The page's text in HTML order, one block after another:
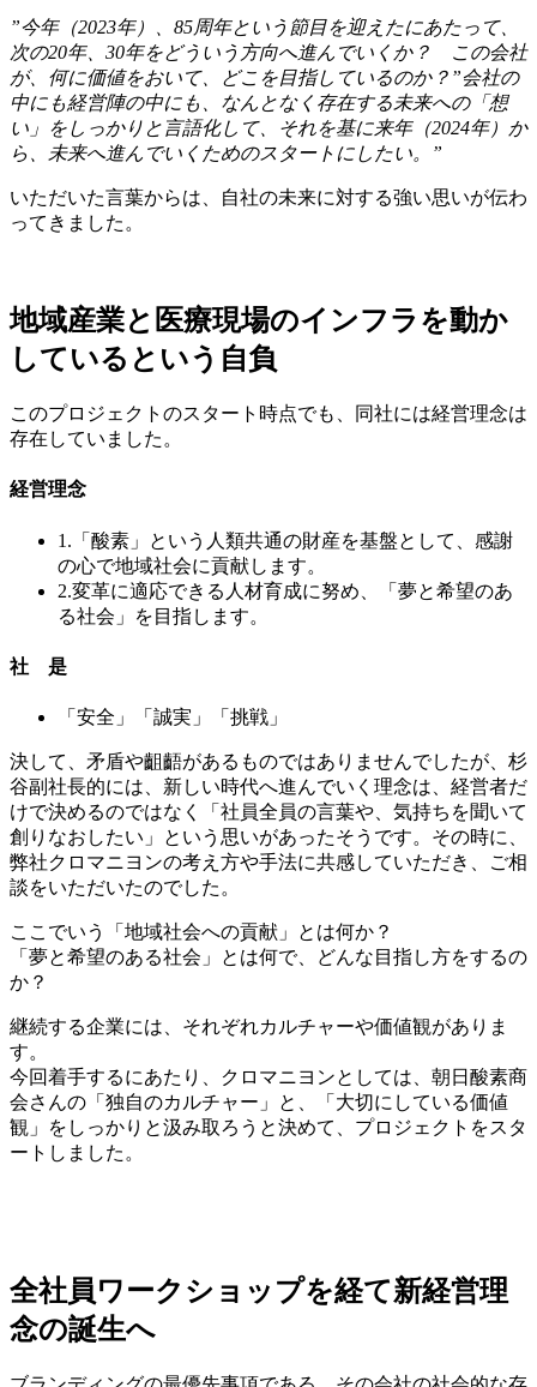
”今年（2023年）、85周年という節目を迎えたにあたって、
次の20年、30年をどういう方向へ進んでいくか？ この会社
が、何に価値をおいて、どこを目指しているのか？”会社の
中にも経営陣の中にも、なんとなく存在する未来への「想
い」をしっかりと言語化して、それを基に来年（2024年）か
ら、未来へ進んでいくためのスタートにしたい。”
いただいた言葉からは、自社の未来に対する強い思いが伝わ
ってきました。
地域産業と医療現場のインフラを動か
しているという自負
このプロジェクトのスタート時点でも、同社には経営理念は
存在していました。
経営理念
1.「酸素」という人類共通の財産を基盤として、感謝
の心で地域社会に貢献します。
2.変革に適応できる人材育成に努め、「夢と希望のあ
る社会」を目指します。
社 是
「安全」「誠実」「挑戦」
決して、矛盾や齟齬があるものではありませんでしたが、杉
谷副社長的には、新しい時代へ進んでいく理念は、経営者だ
けで決めるのではなく「社員全員の言葉や、気持ちを聞いて
創りなおしたい」という思いがあったそうです。その時に、
弊社クロマニヨンの考え方や手法に共感していただき、ご相
談をいただいたのでした。
ここでいう「地域社会への貢献」とは何か？
「夢と希望のある社会」とは何で、どんな目指し方をするの
か？
継続する企業には、それぞれカルチャーや価値観がありま
す。
今回着手するにあたり、クロマニヨンとしては、朝日酸素商
会さんの「独自のカルチャー」と、「大切にしている価値
観」をしっかりと汲み取ろうと決めて、プロジェクトをスタ
ートしました。
全社員ワークショップを経て新経営理
念の誕生へ